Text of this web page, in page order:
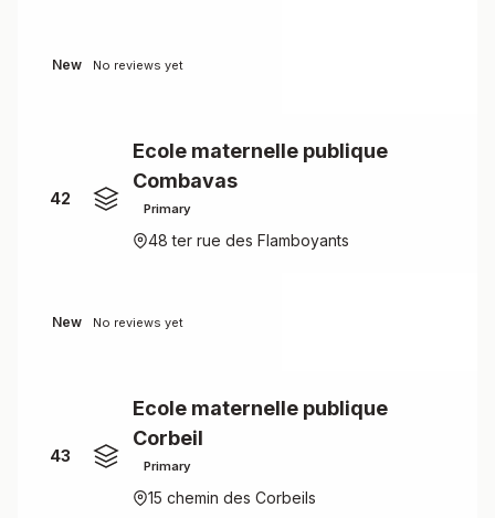
New No reviews yet
42
Ecole maternelle publique
Combavas
Primary
48 ter rue des Flamboyants
New No reviews yet
43
Ecole maternelle publique
Corbeil
Primary
15 chemin des Corbeils